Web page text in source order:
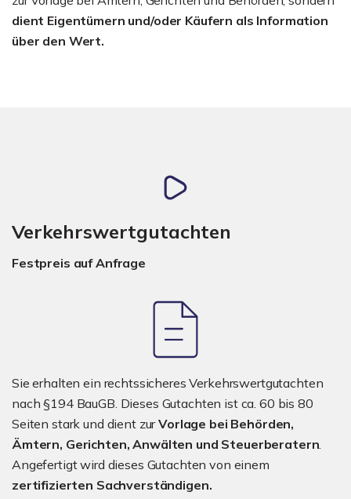
dient Eigentümern und/oder Käufern als Information
über den Wert.
Verkehrswertgutachten
Festpreis auf Anfrage
Sie erhalten ein rechtssicheres Verkehrswertgutachten
nach §194 BauGB. Dieses Gutachten ist ca. 60 bis 80
Seiten stark und dient zurVorlage bei Behörden,
Ämtern, Gerichten, Anwälten und Steuerberatern
Angefertigt wird dieses Gutachten von einem
zertifizierten Sachverständigen.